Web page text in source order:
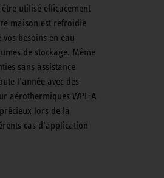
utilisé efficacement
maison est refroidie
besoins en eau
de stockage. Même
sans assistance
l’année avec des
aérothermiques WPL-A
lors de la
cas d’application